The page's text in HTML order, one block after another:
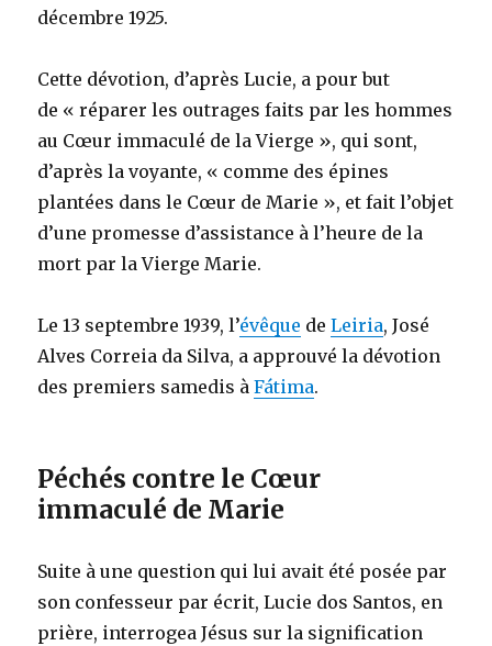
décembre 1925.
Cette dévotion, d’après Lucie, a pour but
de « réparer les outrages faits par les hommes
au Cœur immaculé de la Vierge », qui sont,
d’après la voyante, « comme des épines
plantées dans le Cœur de Marie », et fait l’objet
d’une promesse d’assistance à l’heure de la
mort par la Vierge Marie.
Le 13 septembre 1939, l’évêque deLeiria, José
Alves Correia da Silva, a approuvé la dévotion
des premiers samedis àFátima.
Péchés contre le Cœur
immaculé de Marie
Suite à une question qui lui avait été posée par
son confesseur par écrit, Lucie dos Santos, en
prière, interrogea Jésus sur la signification